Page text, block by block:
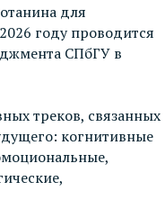
для
году проводится
СПбГУ в
треков, связанных
когнитивные